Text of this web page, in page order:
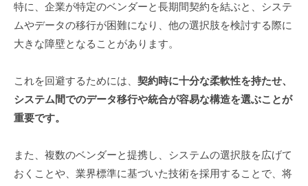
特に、企業が特定のベンダーと長期間契約を結ぶと、システ
ムやデータの移行が困難になり、他の選択肢を検討する際に
大きな障壁となることがあります。
これを回避するためには、 契約時に十分な柔軟性を持たせ、
システム間でのデータ移行や統合が容易な構造を選ぶことが
重要です。
また、複数のベンダーと提携し、システムの選択肢を広げて
おくことや、業界標準に基づいた技術を採用することで、将